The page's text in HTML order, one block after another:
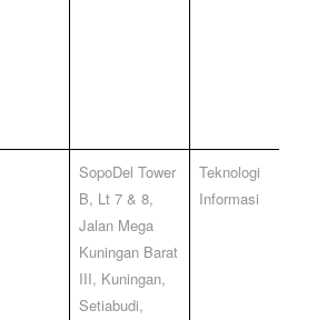
SopoDel Tower
B, Lt 7 & 8,
Jalan Mega
Kuningan Barat
III, Kuningan,
Setiabudi,
Teknologi
Informasi